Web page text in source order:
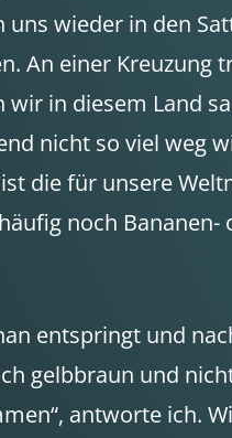
wieder in den
An einer Kreuzung
in diesem Land
nicht so viel weg
die für unsere
noch Bananen-
entspringt und
gelbbraun und
antworte ich.